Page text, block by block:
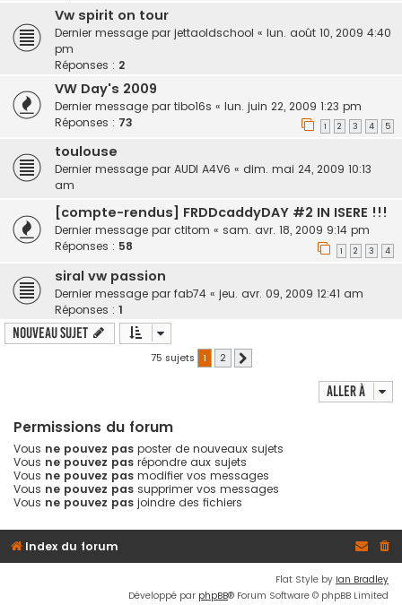
Vw spirit on tour
Dernier message par jettaoldschool « lun. août 10, 2009 4:40
pm
Réponses : 2
VW Day's 2009
Dernier message par tibo16s « lun. juin 22, 2009 1:23 pm
Réponses : 73 1 2 3 4 5
toulouse
Dernier message par AUDI A4V6 « dim. mai 24, 2009 10:13
am
[compte-rendus] FRDDcaddyDAY #2 IN ISERE !!!
Dernier message par ctitom « sam. avr. 18, 2009 9:14 pm
Réponses : 58 1 2 3 4
siral vw passion
Dernier message par fab74 « jeu. avr. 09, 2009 12:41 am
Réponses : 1
Nouveau sujet
75 sujets 1 2
Aller à
Permissions du forum
Vous ne pouvez pas poster de nouveaux sujets
Vous ne pouvez pas répondre aux sujets
Vous ne pouvez pas modifier vos messages
Vous ne pouvez pas supprimer vos messages
Vous ne pouvez pas joindre des fichiers
Index du forum
Flat Style by Ian Bradley
Développé par phpBB® Forum Software © phpBB Limited